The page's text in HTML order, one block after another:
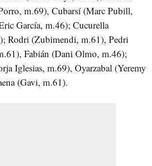
m.69), Cubarsí (Marc Pubill,
García, m.46); Cucurella
Rodri (Zubimendi, m.61), Pedri
Fabián (Dani Olmo, m.46);
Iglesias, m.69), Oyarzabal (Yeremy
(Gavi, m.61).